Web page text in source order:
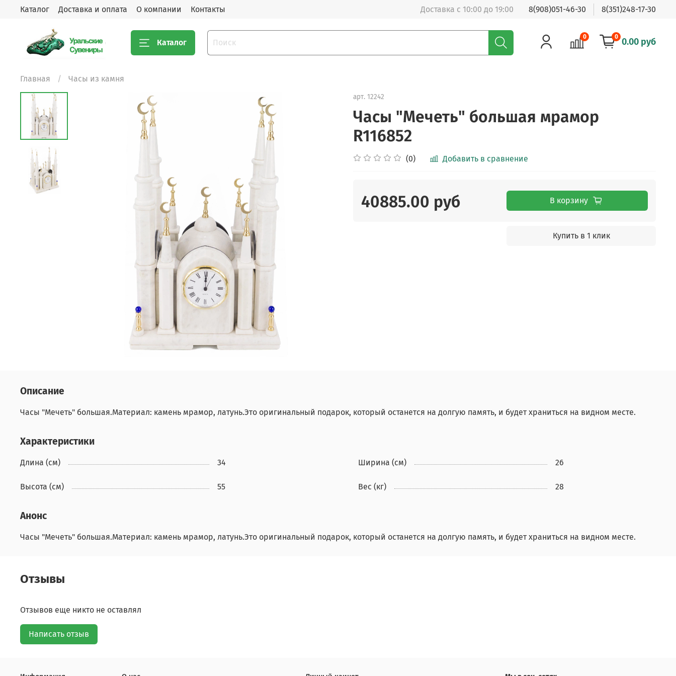
Каталог Доставка и оплата О компании Контакты Доставка с 10:00 до 19:00 8(908)051-46-30 8(351)248-17-30
Каталог
0 0 0.00 руб
Главная Часы из камня
арт. 12242
Часы "Мечеть" большая мрамор
R116852
(0) Добавить в сравнение
40885.00 руб В корзину
Купить в 1 клик
Описание
Часы "Мечеть" большая.Материал: камень мрамор, латунь.Это оригинальный подарок, который останется на долгую память, и будет храниться на видном месте.
Характеристики
Длина (см) 34 Ширина (см) 26
Высота (см) 55 Вес (кг) 28
Анонс
Часы "Мечеть" большая.Материал: камень мрамор, латунь.Это оригинальный подарок, который останется на долгую память, и будет храниться на видном месте.
Отзывы
Отзывов еще никто не оставлял
Написать отзыв